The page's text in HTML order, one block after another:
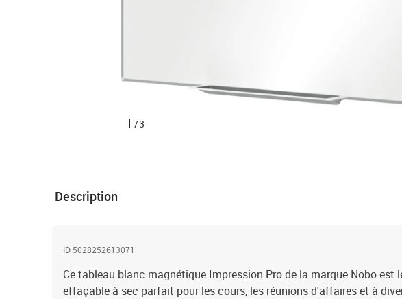
1 /3
Description
ID 5028252613071
Ce tableau blanc magnétique Impression Pro de la marque Nobo est
effaçable à sec parfait pour les cours, les réunions d'affaires et à